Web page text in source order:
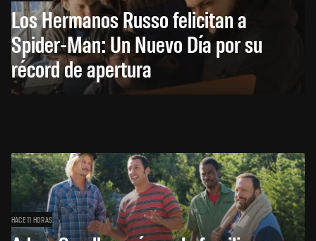
Los Hermanos Russo felicitan a
Spider-Man: Un Nuevo Día por su
récord de apertura
HACE 11 HORAS